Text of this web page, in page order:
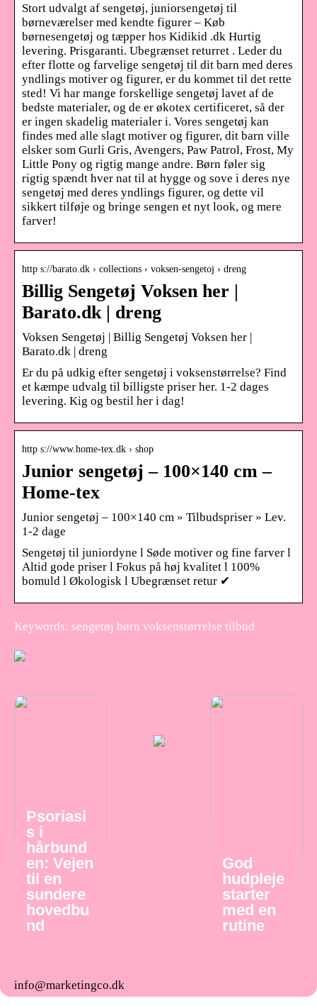
Stort udvalgt af sengetøj, juniorsengetøj til
børneværelser med kendte figurer – Køb
børnesengetøj og tæpper hos Kidikid .dk Hurtig
levering. Prisgaranti. Ubegrænset returret . Leder du
efter flotte og farvelige sengetøj til dit barn med deres
yndlings motiver og figurer, er du kommet til det rette
sted! Vi har mange forskellige sengetøj lavet af de
bedste materialer, og de er økotex certificeret, så der
er ingen skadelig materialer i. Vores sengetøj kan
findes med alle slagt motiver og figurer, dit barn ville
elsker som Gurli Gris, Avengers, Paw Patrol, Frost, My
Little Pony og rigtig mange andre. Børn føler sig
rigtig spændt hver nat til at hygge og sove i deres nye
sengetøj med deres yndlings figurer, og dette vil
sikkert tilføje og bringe sengen et nyt look, og mere
farver!
http s://barato.dk › collections › voksen-sengetoj › dreng
Billig Sengetøj Voksen her |
Barato.dk | dreng
Voksen Sengetøj | Billig Sengetøj Voksen her |
Barato.dk | dreng
Er du på udkig efter sengetøj i voksenstørrelse? Find
et kæmpe udvalg til billigste priser her. 1-2 dages
levering. Kig og bestil her i dag!
http s://www.home-tex.dk › shop
Junior sengetøj – 100×140 cm –
Home-tex
Junior sengetøj – 100×140 cm » Tilbudspriser » Lev.
1-2 dage
Sengetøj til juniordyne l Søde motiver og fine farver l
Altid gode priser l Fokus på høj kvalitet l 100%
bomuld l Økologisk l Ubegrænset retur ✔
Keywords: sengetøj børn voksenstørrelse tilbud
Psoriasi
s i
hårbund
en: Vejen
til en
sundere
hovedbu
nd
God
hudpleje
starter
med en
rutine
info@marketingco.dk